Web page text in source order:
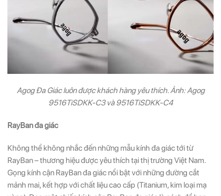
Agog Đa Giác luôn được khách hàng yêu thích. Ảnh: Agog
9516TiSDKK-C3 và 9516TiSDKK-C4
RayBan đa giác
Không thể không nhắc đến những mẫu kính đa giác tới từ
RayBan – thương hiệu được yêu thích tại thị trường Việt Nam.
Gọng kính cận RayBan đa giác nổi bật với những đường cắt
mảnh mai, kết hợp với chất liệu cao cấp (Titanium, kim loại mạ